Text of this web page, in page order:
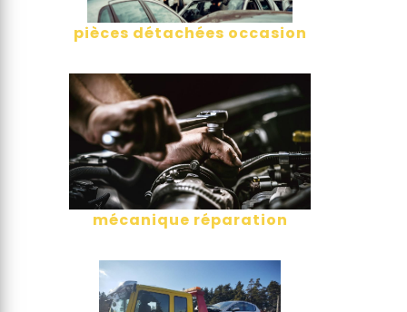
pièces détachées occasion
mécanique réparation